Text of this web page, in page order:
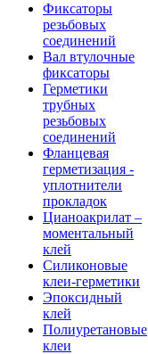
Фиксаторы
резьбовых
соединений
Вал втулочные
фиксаторы
Герметики
трубных
резьбовых
соединений
Фланцевая
герметизация -
уплотнители
прокладок
Цианоакрилат –
моментальный
клей
Силиконовые
клеи-герметики
Эпоксидный
клей
Полиуретановые
клеи